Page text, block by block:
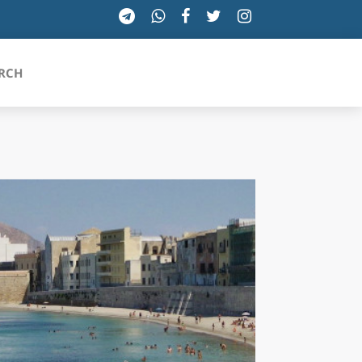
TRENTINO-ALTO ADIGE
UMBRIA
VALLE D'AOSTA
VENETO